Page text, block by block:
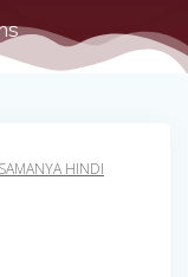
HINDI